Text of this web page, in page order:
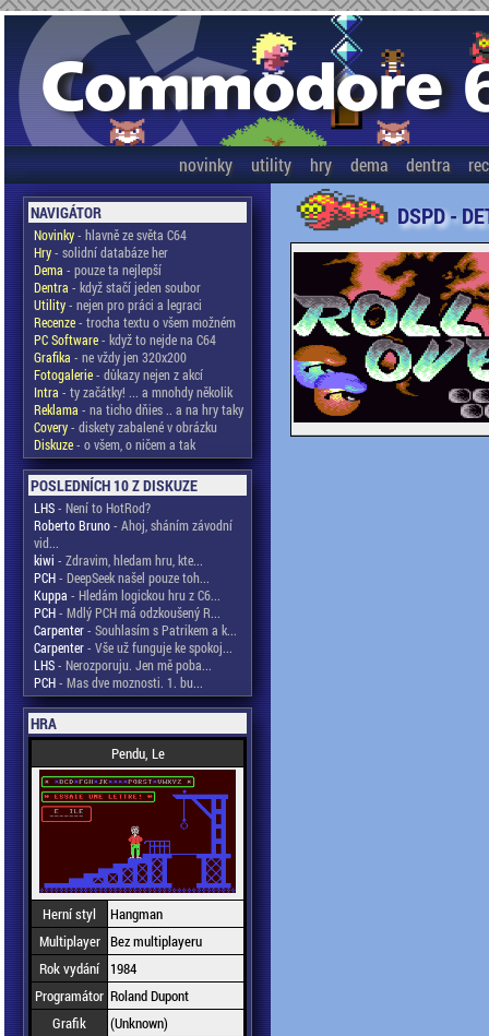
novinky utility hry dema dentra
NAVIGÁTOR
Novinky- hlavně ze světa C64
Hry- solidní databáze her
Dema - pouze ta nejlepší
Dentra - když stačí jeden soubor
Utility- nejen pro práci a legraci
Recenze- trocha textu o všem možném
PC Software- když to nejde na C64
Grafika - ne vždy jen 320x200
Fotogalerie- důkazy nejen z akcí
Intra - ty začátky! ... a mnohdy několik
Reklama - na ticho dňies .. a na hry taky
Covery- diskety zabalené v obrázku
Diskuze- o všem, o ničem a tak
POSLEDNÍCH 10 Z DISKUZE
LHS- Není to HotRod?
Roberto Bruno- Ahoj, sháním závodní
vid...
kiwi - Zdravim, hledam hru, kte...
PCH- DeepSeek našel pouze toh...
Kuppa - Hledám logickou hru z C6...
PCH- Mdlý PCH má odzkoušený R...
Carpenter- Souhlasím s Patrikem a k...
Carpenter- Vše už funguje ke spokoj...
LHS- Nerozporuju. Jen mě poba...
PCH- Mas dve moznosti. 1. bu...
HRA
Pendu, Le
Herní styl
Hangman
Multiplayer Bez multiplayeru
Rok vydání
1984
Programátor Roland Dupont
Grafik
(Unknown)
DSPD -